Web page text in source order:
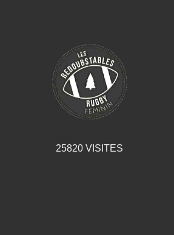
25820VISITES